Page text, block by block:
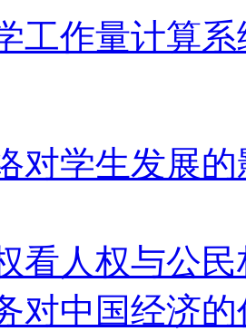
工作量计算
对学生发展
看人权与公
对中国经济